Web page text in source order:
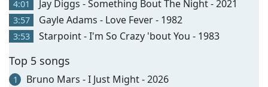
4:01 Jay Diggs - Something Bout The Night - 2021
3:57 Gayle Adams - Love Fever - 1982
3:53 Starpoint - I'm So Crazy 'bout You - 1983
Top 5 songs
1 Bruno Mars - I Just Might - 2026